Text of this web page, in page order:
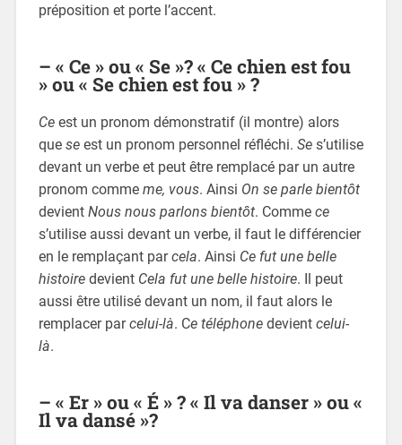
préposition et porte l’accent.
– « Ce » ou « Se »? « Ce chien est fou
» ou « Se chien est fou » ?
Ceest un pronom démonstratif (il montre) alors
que seest un pronom personnel réfléchi. Ses’utilise
devant un verbe et peut être remplacé par un autre
pronom comme me, vous. Ainsi On se parle bientôt
devient Nous nous parlons bientôt. Comme ce
s’utilise aussi devant un verbe, il faut le différencier
en le remplaçant parcela. Ainsi Ce fut une belle
histoiredevient Cela fut une belle histoire. Il peut
aussi être utilisé devant un nom, il faut alors le
remplacer parcelui-là. Ce téléphonedevient celui-
là.
– « Er » ou « É » ? « Il va danser » ou «
Il va dansé »?